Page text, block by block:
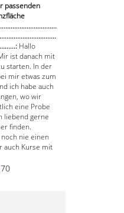
passenden
Hallo
ist danach mit
starten. In der
mir etwas zum
ich habe auch
wo wir
eine Probe
liebend gerne
finden.
nie einen
auch Kurse mit